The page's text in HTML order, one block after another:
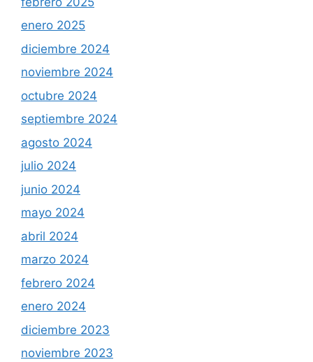
enero 2025
diciembre 2024
noviembre 2024
octubre 2024
septiembre 2024
agosto 2024
julio 2024
junio 2024
mayo 2024
abril 2024
marzo 2024
febrero 2024
enero 2024
diciembre 2023
noviembre 2023